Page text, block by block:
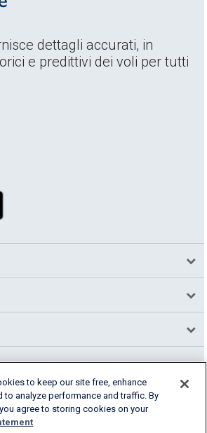
dettagli accurati, in
e predittivi dei voli per tutti
to keep our site free, enhance
to analyze performance and traffic. By
agree to storing cookies on your